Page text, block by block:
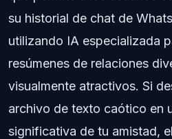
su historial de chat de
utilizando IA especializada
resúmenes de relaciones
visualmente atractivos. Si
archivo de texto caótico en
significativa de tu amistad,